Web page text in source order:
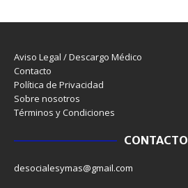
Aviso Legal / Descargo Médico
Contacto
Política de Privacidad
Sobre nosotros
Términos y Condiciones
CONTACTO
desocialesymas@gmail.com